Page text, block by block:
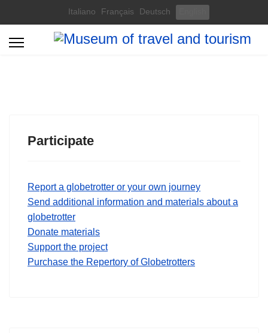
Select your language
Italiano Français Deutsch
Participate
Report a globetrotter or your own journey
Send additional information and materials about a
globetrotter
Donate materials
Support the project
Purchase the Repertory of Globetrotters